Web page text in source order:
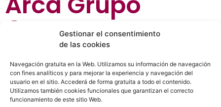
Gestionar el consentimiento
de las cookies
Navegación gratuita en la Web. Utilizamos su información de navegación
con fines analíticos y para mejorar la experiencia y navegación del
usuario en el sitio. Accederá de forma gratuita a todo el contenido.
Utilizamos también cookies funcionales que garantizan el correcto
funcionamiento de este sitio Web.
Carranza
a tus amigos y familiares.
WhatsApp